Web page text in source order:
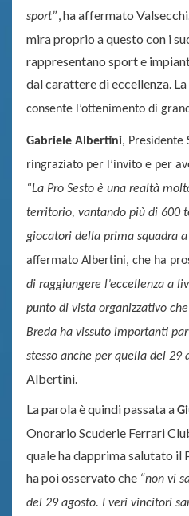
sport”, ha affermato
mira proprio a questo con i
rappresentano sport e
dal carattere di eccellenza. La
consente l’ottenimento di
Gabriele Albertini, Presidente
ringraziato per l’invito e per
“La Pro Sesto è una realtà
territorio, vantando più di 600
giocatori della prima squadra
affermato Albertini, che ha
di raggiungere l’eccellenza a
punto di vista organizzativo
Breda ha vissuto importanti
stesso anche per quella del 29
Albertini.
La parola è quindi passata a
Onorario Scuderie Ferrari
quale ha dapprima salutato il
ha poi osservato che “non vi
del 29 agosto. I veri vincitori